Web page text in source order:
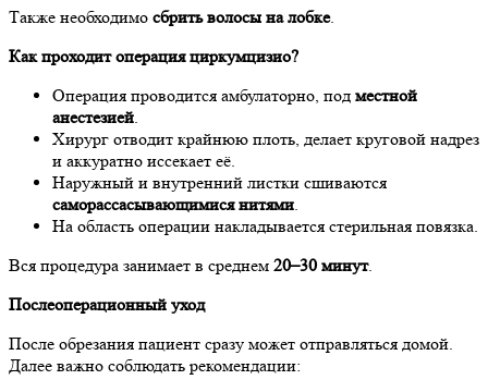
Также необходимо сбрить волосы на лобке.
Как проходит операция циркумцизио?
Операция проводится амбулаторно, под местной
анестезией.
Хирург отводит крайнюю плоть, делает круговой надрез
и аккуратно иссекает её.
Наружный и внутренний листки сшиваются
саморассасывающимися нитями.
На область операции накладывается стерильная повязка.
Вся процедура занимает в среднем 20–30 минут.
Послеоперационный уход
После обрезания пациент сразу может отправляться домой.
Далее важно соблюдать рекомендации: